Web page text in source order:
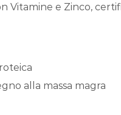
Vitamine e Zinco,
alla massa magra